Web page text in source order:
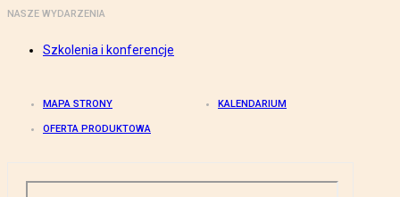
NASZE WYDARZENIA
Szkolenia i konferencje
MAPA STRONY KALENDARIUM
OFERTA PRODUKTOWA